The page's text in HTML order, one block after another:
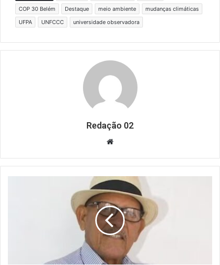
COP 30 Belém
Destaque meio ambiente
mudanças climáticas
UFPA
UNFCCC universidade observadora
Redação 02
Website